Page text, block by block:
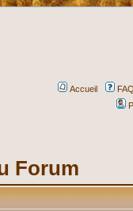
Accueil
Forum